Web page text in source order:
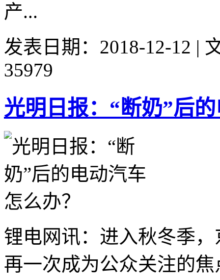
产...
发表日期：2018-12-12 |
35979
光明日报：“断奶”后
锂电网讯：进入秋冬季
再一次成为公众关注的